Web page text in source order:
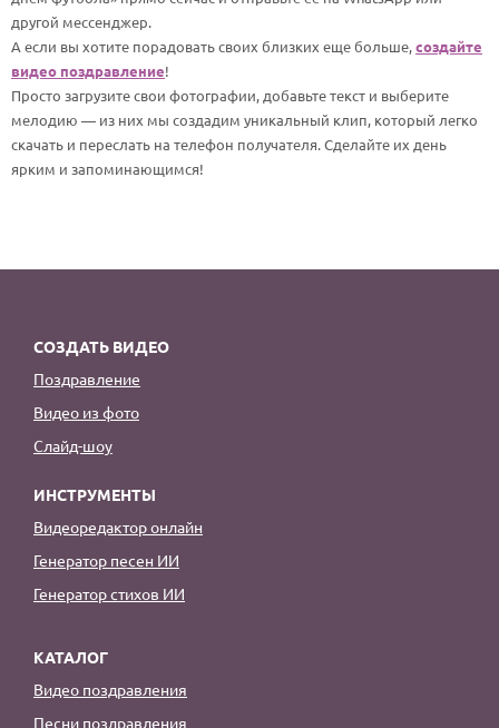
другой мессенджер.
А если вы хотите порадовать своих близких еще больше,создайте
видео поздравление!
Просто загрузите свои фотографии, добавьте текст и выберите
мелодию — из них мы создадим уникальный клип, который легко
скачать и переслать на телефон получателя. Сделайте их день
ярким и запоминающимся!
СОЗДАТЬ ВИДЕО
Поздравление
Видео из фото
Слайд-шоу
ИНСТРУМЕНТЫ
Видеоредактор онлайн
Генератор песен ИИ
Генератор стихов ИИ
КАТАЛОГ
Видео поздравления
Песни поздравления